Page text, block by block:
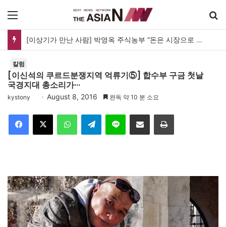
[신간] 대통령의 등 뒤 1미터…“보이지 않는 자리에서 누구를 지킨다는 것”
칼럼
[이신석의 쿠르드분쟁지역 억류기⑤] 합수부 구금 첫날
국경지대 총소리가···
kystony August 8, 2016 완독 약 10 분 소요
Telegram 이메일